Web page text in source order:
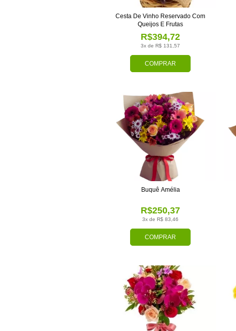
COMPRAR
3x de R$ 131,57
R$394,72
Cesta De Vinho Reservado Com
Queijos E Frutas
COMPRAR
3x de R$ 83,46
R$250,37
Buquê Amélia